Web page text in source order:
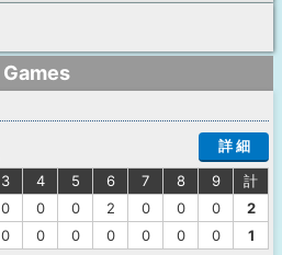
Games
詳 細
3 4 5 6 7 8 9
計
0 0 0 2 0 0 0
2
0 0 0 0 0 0 0
1